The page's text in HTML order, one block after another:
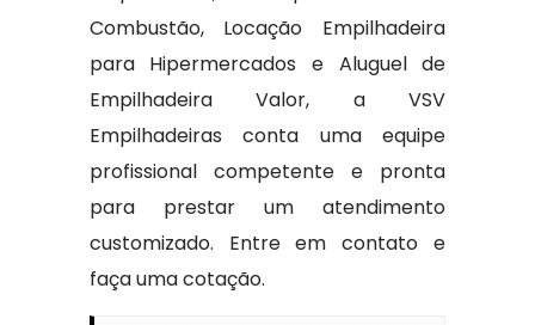
Combustão, Locação Empilhadeira
para Hipermercados e Aluguel de
Empilhadeira Valor, a VSV
Empilhadeiras conta uma equipe
profissional competente e pronta
para prestar um atendimento
customizado. Entre em contato e
faça uma cotação.